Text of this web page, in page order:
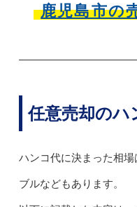
鹿児島市の
任意売却のハ
ハンコ代に決まった相
ブルなどもあります。